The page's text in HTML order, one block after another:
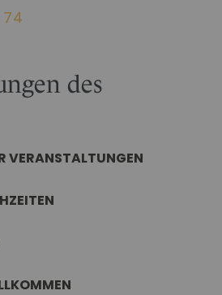
des
VERANSTALTUNGEN